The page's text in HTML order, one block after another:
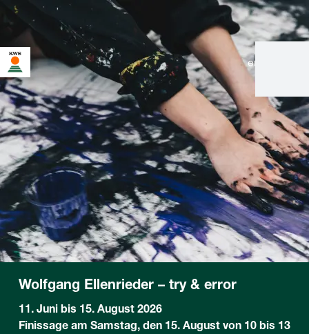
en
Wolfgang Ellenrieder – try & error
11. Juni bis 15. August 2026
Finissage am Samstag, den 15. August von 10 bis 13